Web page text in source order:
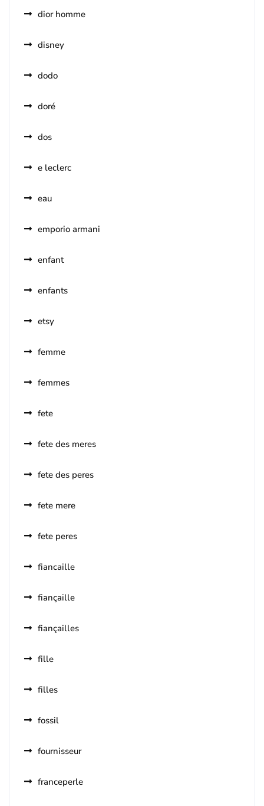
dior homme
disney
dodo
doré
dos
e leclerc
eau
emporio armani
enfant
enfants
etsy
femme
femmes
fete
fete des meres
fete des peres
fete mere
fete peres
fiancaille
fiançaille
fiançailles
fille
filles
fossil
fournisseur
franceperle